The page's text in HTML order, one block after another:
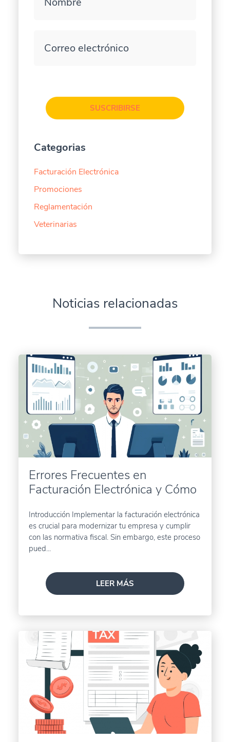
Correo electrónico
SUSCRIBIRSE
Categorias
Facturación Electrónica
Promociones
Reglamentación
Veterinarias
Noticias relacionadas
Errores Frecuentes en
Facturación Electrónica y Cómo
Introducción Implementar la facturación electrónica
es crucial para modernizar tu empresa y cumplir
con las normativa fiscal. Sin embargo, este proceso
pued...
LEER MÁS